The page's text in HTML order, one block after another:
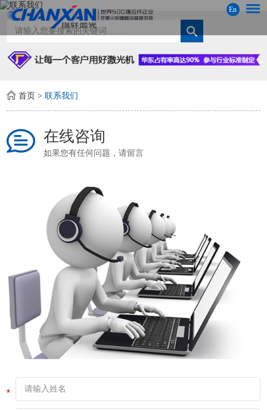
En
首页 >联系我们
在线咨询
如果您有任何问题，请留言